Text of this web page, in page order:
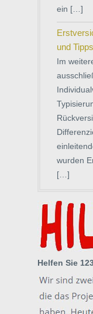
ein […]
und Tipps
Im
wurden
[…]
Helfen Sie